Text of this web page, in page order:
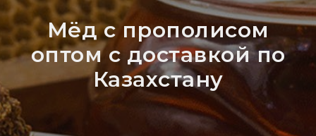
Мёд с прополисом
оптом с доставкой по
Казахстану